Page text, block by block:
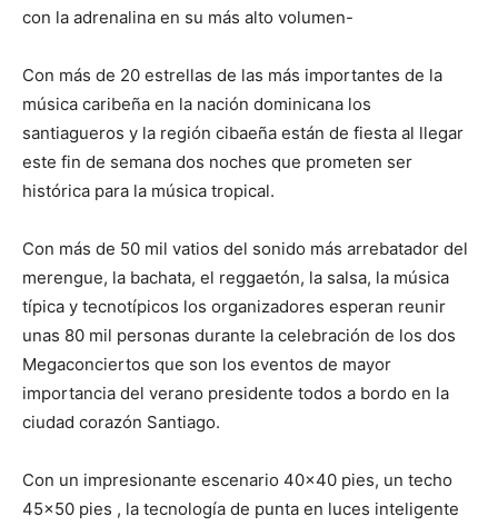
con la adrenalina en su más alto volumen-
Con más de 20 estrellas de las más importantes de la
música caribeña en la nación dominicana los
santiagueros y la región cibaeña están de fiesta al llegar
este fin de semana dos noches que prometen ser
histórica para la música tropical.
Con más de 50 mil vatios del sonido más arrebatador del
merengue, la bachata, el reggaetón, la salsa, la música
típica y tecnotípicos los organizadores esperan reunir
unas 80 mil personas durante la celebración de los dos
Megaconciertos que son los eventos de mayor
importancia del verano presidente todos a bordo en la
ciudad corazón Santiago.
Con un impresionante escenario 40×40 pies, un techo
45×50 pies , la tecnología de punta en luces inteligente